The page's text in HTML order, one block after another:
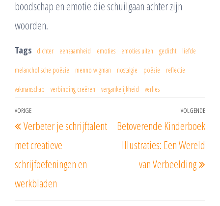
boodschap en emotie die schuilgaan achter zijn
woorden.
Tags dichter eenzaamheid emoties emoties uiten gedicht liefde
melancholische poëzie menno wigman nostalgie poëzie reflectie
vakmanschap verbinding creëren vergankelijkheid verlies
Berichtnavigatie
Vorig
bericht
VORIGE
Verbeter je schrijftalent
met creatieve
schrijfoefeningen en
werkbladen
VOLGENDE
Betoverende Kinderboek
Illustraties: Een Wereld
van Verbeelding